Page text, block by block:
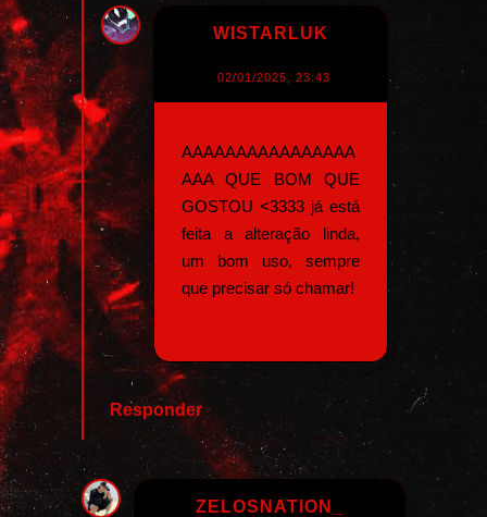
WISTARLUK
02/01/2025, 23:43
AAAAAAAAAAAAAAAA
AAA QUE BOM QUE
GOSTOU <3333 já está
feita a alteração linda,
um bom uso, sempre
que precisar só chamar!
Responder
ZELOSNATION_